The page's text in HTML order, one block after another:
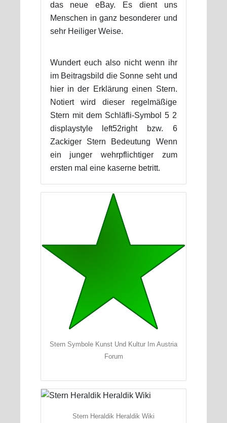
das neue eBay. Es dient uns
Menschen in ganz besonderer und
sehr Heiliger Weise.
Wundert euch also nicht wenn ihr
im Beitragsbild die Sonne seht und
hier in der Erklärung einen Stern.
Notiert wird dieser regelmäßige
Stern mit dem Schläfli-Symbol 5 2
displaystyle left52right bzw. 6
Zackiger Stern Bedeutung Wenn
ein junger wehrpflichtiger zum
ersten mal eine kaserne betritt.
Stern Symbole Kunst Und Kultur Im Austria
Forum
Stern Heraldik Heraldik Wiki